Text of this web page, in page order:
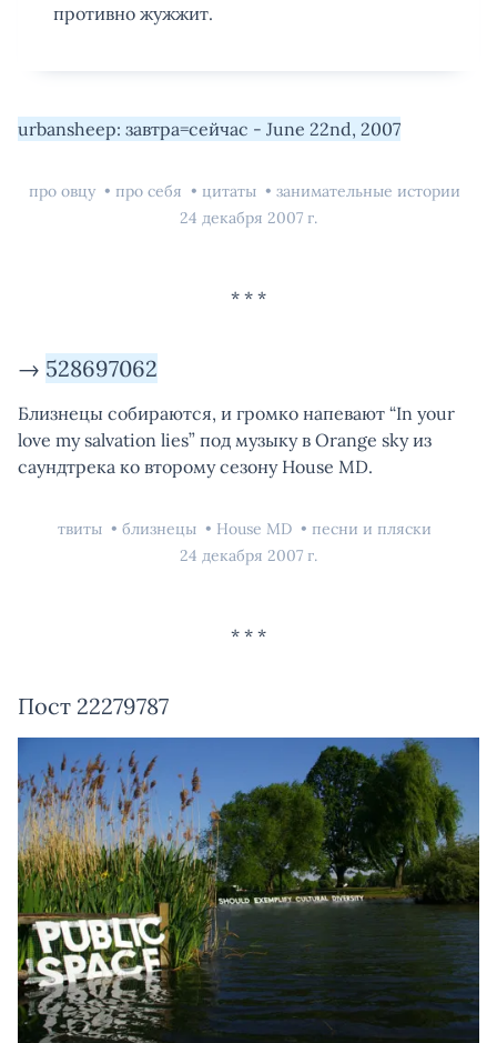
противно жужжит.
urbansheep: завтра=сейчас - June 22nd, 2007
про овцу про себя цитаты
занимательные истории
24 декабря 2007 г.
→ 528697062
Близнецы собираются, и громко напевают “In your
love my salvation lies” под музыку в Orange sky из
саундтрека ко второму сезону House MD.
твиты близнецы House MD
песни и пляски
24 декабря 2007 г.
Пост 22279787